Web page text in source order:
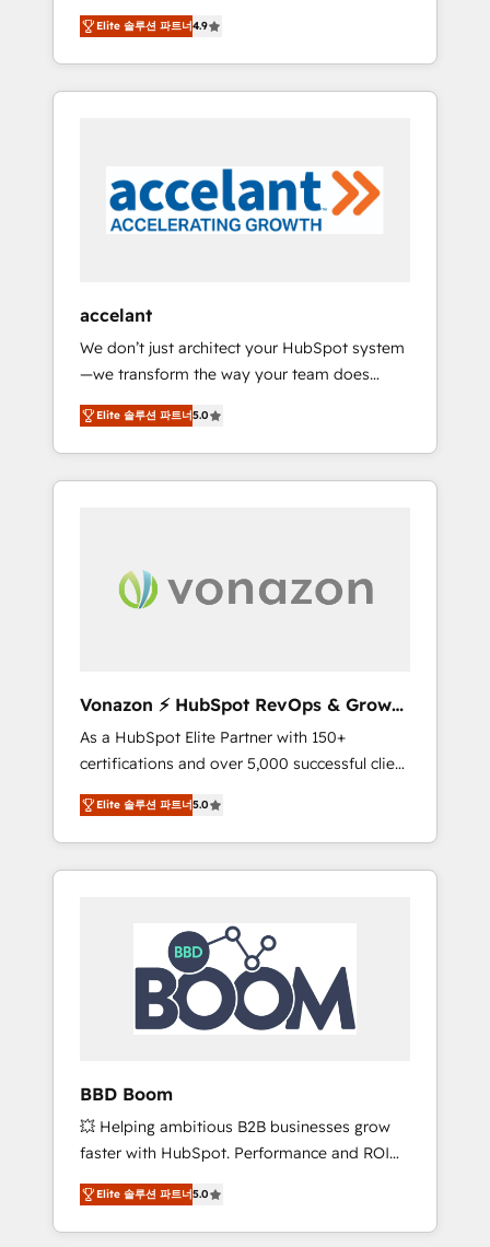
rare Advanced "Custom Integrations"
Accreditation, securely sync data across... 🔄
any apps, in any direction. Stuck on your old
CRM..? Migrate | seamlessly off your old CRM
our in-house "HubScrub" Tool.
market and enterprise businesses. We go
beyond implementation, shaping the
strategy, processes, and teams that turn
HubSpot into a genuine growth engine.
5 partners worldwide, and with over 15 years
in the ecosystem, Huble has built a track
record that speaks for itself. One company,
Singapore, and South Africa. Certified
compliant with ISO/IEC 27001:2022 and ISO
9001:2015 across all seven international
offices and 175+ employees.
Elite 솔루션 파트너4.9
accelant
We don’t just architect your HubSpot system
—we transform the way your team does
business. As an Elite HubSpot Solutions
Partner, we specialize in creating tailored,
end-to-end CRM solutions that accelerate
growth, improve operational efficiency, and
time to deeply understand your unique
needs, crafting custom strategies that deliver
responsiveness, and ongoing support, we
equip your team to adopt new systems with
confidence and achieve a unified, data-
driven approach to customer engagement.
Elite 솔루션 파트너5.0
Vonazon ⚡ HubSpot RevOps & Growth
Strategy Experts
As a HubSpot Elite Partner with 150+
certifications and over 5,000 successful client
engagements, Vonazon turns marketing
complexity into measurable, scalable growth.
From onboarding to enterprise-grade
campaigns, our in-house team builds scalable
HubSpot Integration & Optimization •
Seamless CRM, CMS, and automation setup •
Complex platform migrations and data
cleanups • Custom APIs and third-party
integrations 📈 End-to-End Revenue
tools and CRM optimization • Retention
strategies with customer journey mapping 🏅
Elite-Level HubSpot Execution • 750+
onboardings and 2,000+ implementations •
Deep expertise across marketing, sales, and
service hubs • Built-in flexibility for startups
Elite 솔루션 파트너5.0
BBD Boom
💥 Helping ambitious B2B businesses grow
faster with HubSpot. Performance and ROI
focused. 💥 BBD Boom is the HubSpot
partner that can help you to HubSpot Better.
We work with your teams to solve all your
Elite 솔루션 파트너5.0